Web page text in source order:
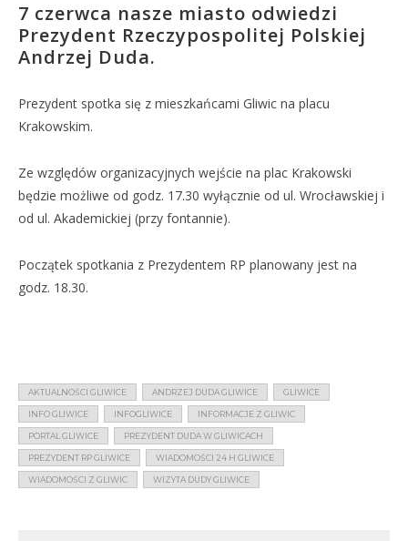
7 czerwca nasze miasto odwiedzi
Prezydent Rzeczypospolitej Polskiej
Andrzej Duda.
Prezydent spotka się z mieszkańcami Gliwic na placu
Krakowskim.
Ze względów organizacyjnych wejście na plac Krakowski
będzie możliwe od godz. 17.30 wyłącznie od ul. Wrocławskiej i
od ul. Akademickiej (przy fontannie).
Początek spotkania z Prezydentem RP planowany jest na
godz. 18.30.
AKTUALNOŚCI GLIWICE ANDRZEJ DUDA GLIWICE GLIWICE
INFO GLIWICE INFOGLIWICE INFORMACJE Z GLIWIC
PORTAL GLIWICE PREZYDENT DUDA W GLIWICACH
PREZYDENT RP GLIWICE WIADOMOŚCI 24 H GLIWICE
WIADOMOŚCI Z GLIWIC WIZYTA DUDY GLIWICE